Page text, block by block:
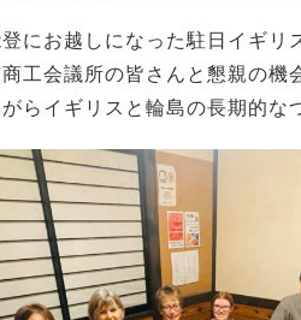
にお越しになった駐日イギリ
工会議所の皆さんと懇親の機
らイギリスと輪島の長期的な